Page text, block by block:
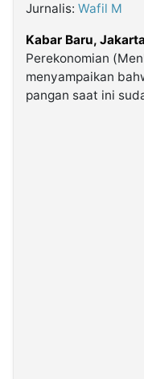
Jurnalis: Wafil M
Kabar Baru,
Perekonomian
menyampaikan
pangan saat ini